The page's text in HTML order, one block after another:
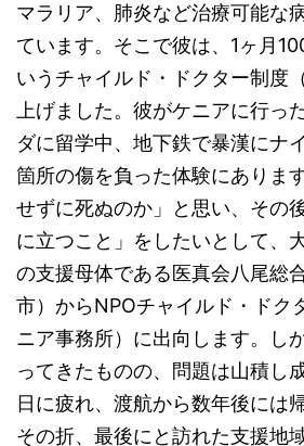
マラリア、肺炎など治療可能な
ています。そこで彼は、1ヶ月
いうチャイルド・ドクター制度
上げました。彼がケニアに行っ
ダに留学中、地下鉄で暴漢にナ
箇所の傷を負った体験にありま
せずに死ぬのか」と思い、その
に立つこと」をしたいとして、
の支援母体である医真会八尾総
市）からNPOチャイルド・ドク
ニア事務所）に出向します。し
ってきたものの、問題は山積し
日に疲れ、渡航から数年後には
その折、最後にと訪れた支援地